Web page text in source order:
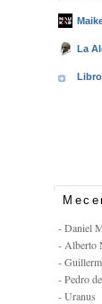
La
- Daniel
- Alberto
-
- Pedro
- Uranus